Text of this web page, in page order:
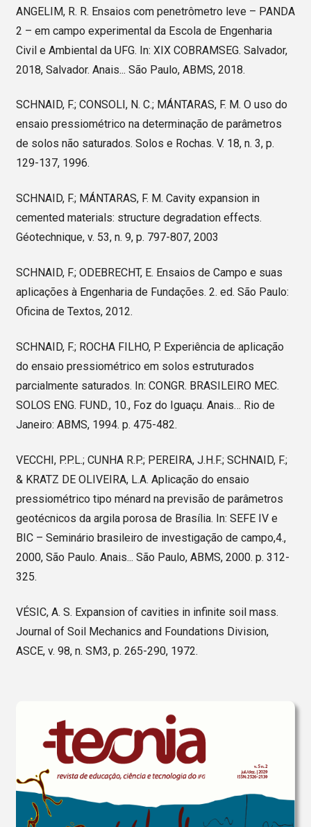
ANGELIM, R. R. Ensaios com penetrômetro leve – PANDA
2 – em campo experimental da Escola de Engenharia
Civil e Ambiental da UFG. In: XIX COBRAMSEG. Salvador,
2018, Salvador. Anais... São Paulo, ABMS, 2018.
SCHNAID, F.; CONSOLI, N. C.; MÁNTARAS, F. M. O uso do
ensaio pressiométrico na determinação de parâmetros
de solos não saturados. Solos e Rochas. V. 18, n. 3, p.
129-137, 1996.
SCHNAID, F.; MÁNTARAS, F. M. Cavity expansion in
cemented materials: structure degradation effects.
Géotechnique, v. 53, n. 9, p. 797-807, 2003
SCHNAID, F.; ODEBRECHT, E. Ensaios de Campo e suas
aplicações à Engenharia de Fundações. 2. ed. São Paulo:
Oficina de Textos, 2012.
SCHNAID, F.; ROCHA FILHO, P. Experiência de aplicação
do ensaio pressiométrico em solos estruturados
parcialmente saturados. In: CONGR. BRASILEIRO MEC.
SOLOS ENG. FUND., 10., Foz do Iguaçu. Anais… Rio de
Janeiro: ABMS, 1994. p. 475-482.
VECCHI, P.P.L.; CUNHA R.P.; PEREIRA, J.H.F.; SCHNAID, F.;
& KRATZ DE OLIVEIRA, L.A. Aplicação do ensaio
pressiométrico tipo ménard na previsão de parâmetros
geotécnicos da argila porosa de Brasília. In: SEFE IV e
BIC – Seminário brasileiro de investigação de campo,4.,
2000, São Paulo. Anais... São Paulo, ABMS, 2000. p. 312-
325.
VÉSIC, A. S. Expansion of cavities in infinite soil mass.
Journal of Soil Mechanics and Foundations Division,
ASCE, v. 98, n. SM3, p. 265-290, 1972.